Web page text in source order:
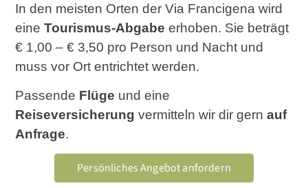
In den meisten Orten der Via Francigena wird
eineTourismus-Abgabe erhoben. Sie beträgt
€ 1,00 – € 3,50 pro Person und Nacht und
muss vor Ort entrichtet werden.
Passende Flüge und eine
Reiseversicherung vermitteln wir dir gernauf
Anfrage.
Persönliches Angebot anfordern